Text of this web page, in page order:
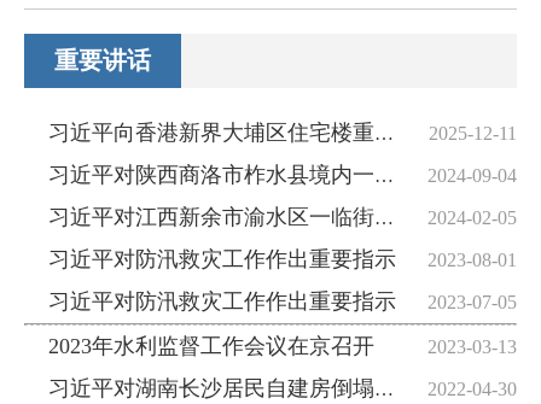
重要讲话
2025-12-11
习近平向香港新界大埔区住宅楼重大火灾事故遇难人员和殉职的消防员表示哀悼
2024-09-04
习近平对陕西商洛市柞水县境内一高速公路桥梁发生垮塌作出重要指示
2024-02-05
习近平对江西新余市渝水区一临街店铺火灾事故作出重要指示
2023-08-01
习近平对防汛救灾工作作出重要指示
2023-07-05
习近平对防汛救灾工作作出重要指示
2023-03-13
2023年水利监督工作会议在京召开
2022-04-30
习近平对湖南长沙居民自建房倒塌事故作出重要指示